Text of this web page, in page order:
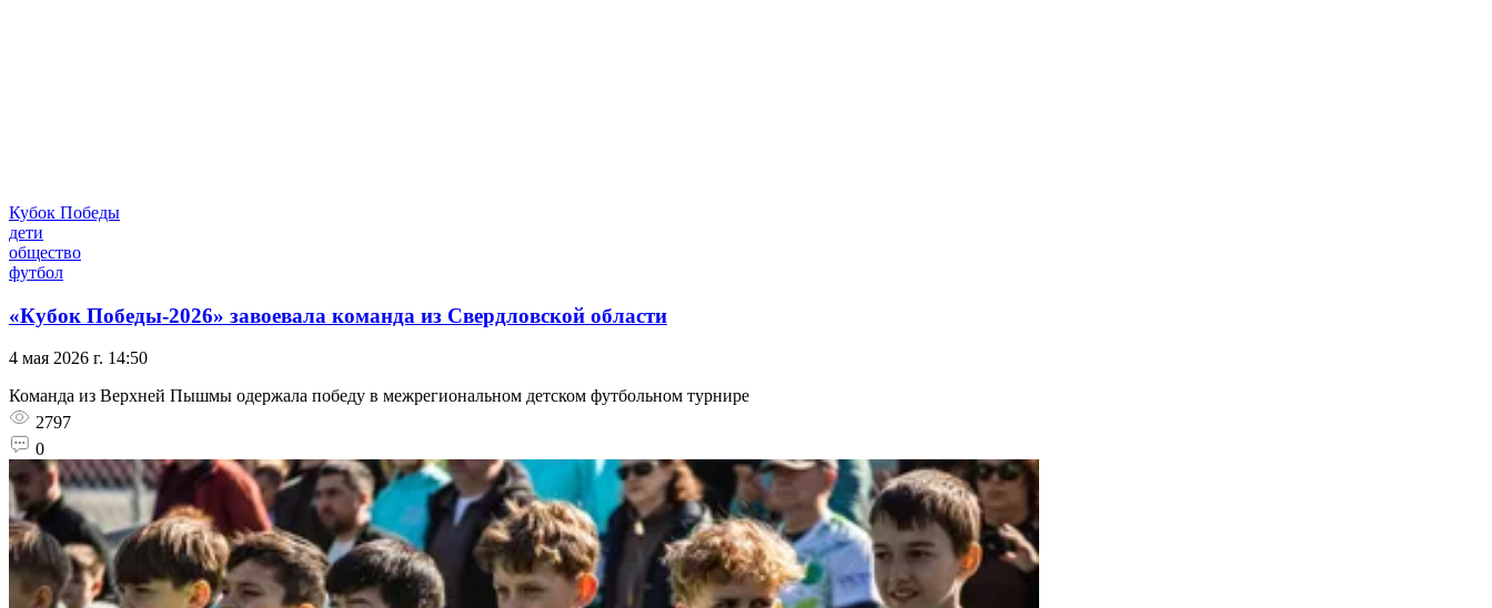
Кубок Победы
дети
общество
футбол
«Кубок Победы-2026» завоевала команда из Свердловской области
4 мая 2026 г. 14:50
Команда из Верхней Пышмы одержала победу в межрегиональном детском футбольном турнире
2797
0